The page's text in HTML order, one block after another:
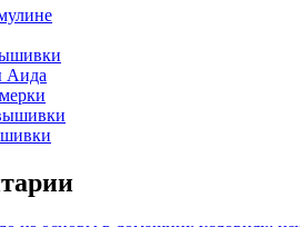
Аида